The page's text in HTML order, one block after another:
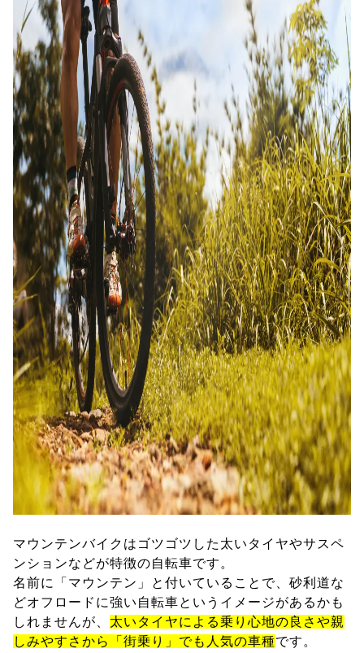
マウンテンバイクはゴツゴツした太いタイヤやサスペ
ンションなどが特徴の自転車です。
名前に「マウンテン」と付いていることで、砂利道な
どオフロードに強い自転車というイメージがあるかも
しれませんが、 太いタイヤによる乗り心地の良さや親
しみやすさから「街乗り」でも人気の車種です。